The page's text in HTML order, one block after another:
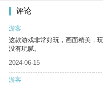
评论
游客
这款游戏非常好玩，画面精美，
没有玩腻。
2024-06-15
游客